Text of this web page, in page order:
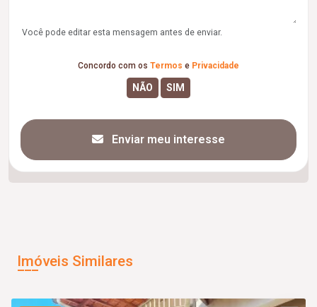
Você pode editar esta mensagem antes de enviar.
Concordo com os Termos e Privacidade
Enviar meu interesse
Imóveis Similares